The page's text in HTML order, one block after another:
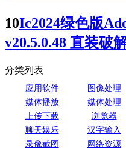
10Ic2024绿色版
v20.5.0.48 直装破
分类列表
应用软件 图像处理
媒体播放
媒体处理
上传下载
浏览器
聊天娱乐
汉字输入
录像截图
网络资源